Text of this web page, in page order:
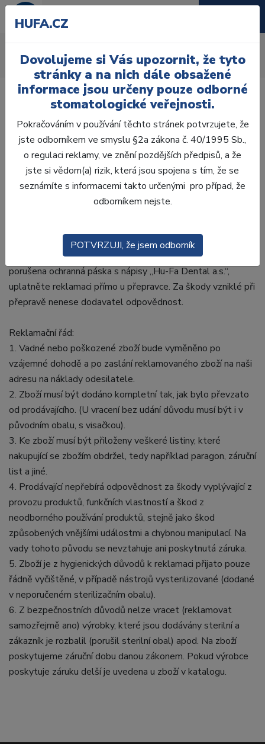
Úvod Reklamace
V případě, že zboží, které jste od nás obdrželi, je poškozené
či nefunkční, okamžitě nás prosím kontaktujte na:
e-mailové adrese:hufa@hufa.cz
pevné adrese:
telefonicky: 577 926 226 -228
POZOR! Pokud je balík viditelně poškozen nebo je-li
porušena ochranná páska s nápisy „Hu-Fa Dental a.s.“,
uplatněte reklamaci přímo u přepravce. Za škody vzniklé při
přepravě nenese dodavatel odpovědnost.
Reklamační řád:
1. Vadné nebo poškozené zboží bude vyměněno po
vzájemné dohodě a po zaslání reklamovaného zboží na naši
adresu na náklady odesilatele.
2. Zboží musí být dodáno kompletní tak, jak bylo převzato
od prodávajícího. (U vracení bez udání důvodu musí být i v
původním obalu, s visačkou).
3. Ke zboží musí být přiloženy veškeré listiny, které
nakupující se zbožím obdržel, tedy například paragon, záruční
list a jiné.
4. Prodávající nepřebírá odpovědnost za škody vyplývající z
provozu produktů, funkčních vlastností a škod z
neodborného používání produktů, stejně jako škod
způsobených vnějšími událostmi a chybnou manipulací. Na
vady tohoto původu se nevztahuje ani poskytnutá záruka.
5. Zboží je z hygienických důvodů k reklamaci přijato pouze
řádně vyčištěné, v případě nástrojů vysterilizované (dodané
v neporučeném sterilizačním obalu).
6. Z bezpečnostních důvodů nelze vracet (reklamovat
samozřejmě ano) výrobky, které jsou dodávány sterilní a
zákazník je rozbalil (porušil sterilní obal) apod. Na zboží
poskytujeme záruční dobu danou zákonem. Pokud výrobce
poskytuje záruku delší je uvedena u zboží v katalogu.
HUFA.CZ
Dovolujeme si Vás upozornit, že tyto
stránky a na nich dále obsažené
informace jsou určeny pouze odborné
stomatologické veřejnosti.
Pokračováním v používání těchto stránek potvrzujete, že
jste odborníkem ve smyslu §2a zákona č. 40/1995 Sb.,
o regulaci reklamy, ve znění pozdějších předpisů, a že
jste si vědom(a) rizik, která jsou spojena s tím, že se
seznámíte s informacemi takto určenými pro případ, že
odborníkem nejste.
POTVRZUJI, že jsem odborník